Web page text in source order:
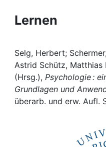
Projects
People
Institutions
Awards
Lernen
Selg, Herbert;
Astrid Schütz, Matthias
(Hrsg.), Psychologie :
Grundlagen und
überarb. und erw. Aufl.